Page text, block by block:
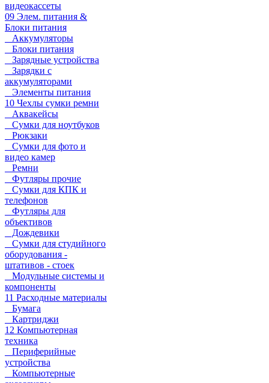
видеокассеты
09 Элем. питания &
Блоки питания
Аккумуляторы
Блоки питания
Зарядные устройства
Зарядки с
аккумуляторами
Элементы питания
10 Чехлы сумки ремни
Аквакейсы
Сумки для ноутбуков
Рюкзаки
Сумки для фото и
видео камер
Ремни
Футляры прочие
Сумки для КПК и
телефонов
Футляры для
объективов
Дождевики
Сумки для студийного
оборудования -
штативов - стоек
Модульные системы и
компоненты
11 Расходные материалы
Бумага
Картриджи
12 Компьютерная
техника
Периферийные
устройства
Компьютерные